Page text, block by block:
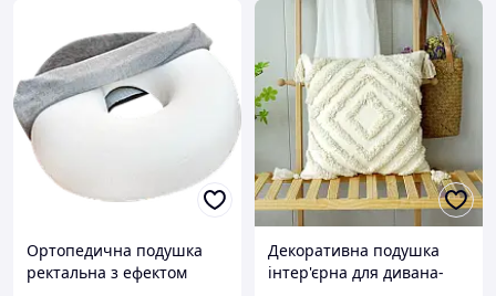
Ортопедична подушка
ректальна з ефектом
Декоративна подушка
інтер'єрна для дивана-